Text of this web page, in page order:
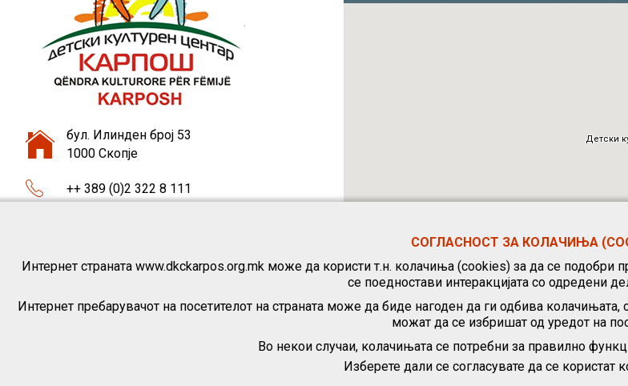
бул. Илинден број 53
1000 Скопје
++ 389 (0)2 322 8 111
dkckarpos1@gmail.com
СОГЛАСНОСТ ЗА КОЛАЧИЊА
Интернет страната www.dkckarpos.org.mk може да користи т.н. колачиња (cookies) за да се
се поедностави интеракцијата со одредени
Интернет пребарувачот на посетителот на страната може да биде нагоден да ги одбива
можат да се избришат од уредот на
Во некои случаи, колачињата се потребни за правилно
Изберете дали се согласувате да се користат